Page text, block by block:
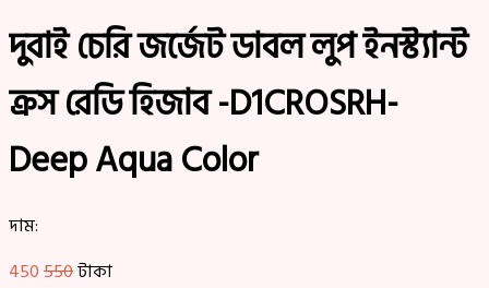
দুবাই চেরি জর্জেট ডাবল লুপ ইনস্ট্যান্ট
ক্রস রেডি হিজাব -D1CROSRH-
Deep Aqua Color
দাম:
450550টাকা